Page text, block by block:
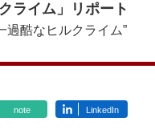
ライム」リポート
過酷なヒルクライム”
note LinkedIn